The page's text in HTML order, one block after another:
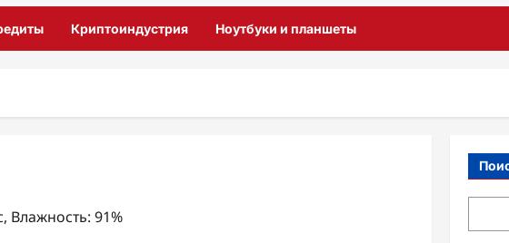
Криптоиндустрия Ноутбуки и планшеты
Влажность: 91%